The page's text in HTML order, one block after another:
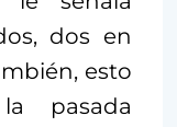
dos en
esto
pasada